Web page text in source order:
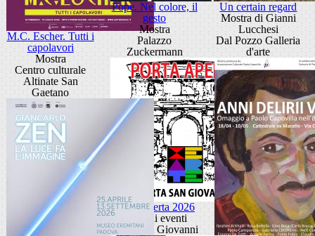
M.C. Escher. Tutti i
capolavori
Mostra
Centro culturale
Altinate San
Gaetano
Pope. Nel colore, il
gesto
Mostra
Palazzo
Zuckermann
Un certain regard
Mostra di Gianni
Lucchesi
Dal Pozzo Galleria
d'arte
Porta Aperta 2026
Ciclo di eventi
Porta San Giovanni